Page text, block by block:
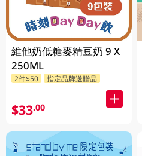
維他奶低糖麥精豆奶 9 X
250ML
2件$50 指定品牌送贈品
$33.00